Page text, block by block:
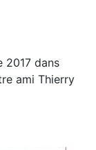
2017 dans
ami Thierry